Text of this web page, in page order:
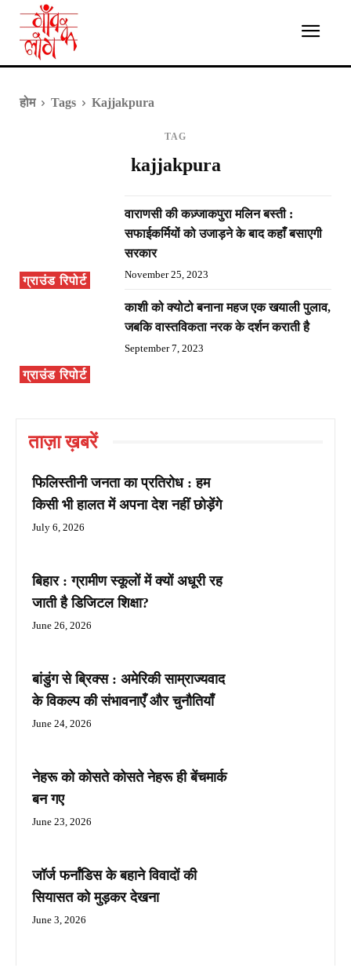
होम Tags Kajjakpura
TAG
kajjakpura
ग्राउंड रिपोर्ट
वाराणसी की कज़्जाकपुरा मलिन बस्ती :
सफाईकर्मियों को उजाड़ने के बाद कहाँ बसाएगी
सरकार
November 25, 2023
ग्राउंड रिपोर्ट
काशी को क्योटो बनाना महज एक खयाली पुलाव,
जबकि वास्तविकता नरक के दर्शन कराती है
September 7, 2023
ताज़ा ख़बरें
फिलिस्तीनी जनता का प्रतिरोध : हम
किसी भी हालत में अपना देश नहीं छोड़ेंगे
July 6, 2026
बिहार : ग्रामीण स्कूलों में क्यों अधूरी रह
जाती है डिजिटल शिक्षा?
June 26, 2026
बांडुंग से ब्रिक्स : अमेरिकी साम्राज्यवाद
के विकल्प की संभावनाएँ और चुनौतियाँ
June 24, 2026
नेहरू को कोसते कोसते नेहरू ही बेंचमार्क
बन गए
June 23, 2026
जॉर्ज फर्नांडिस के बहाने विवादों की
सियासत को मुड़कर देखना
June 3, 2026